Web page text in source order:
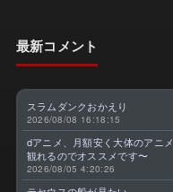
最新コメント
スラムダンクおかえり
2026/08/08 16:18:15
dアニメ、月額安く大体のアニメ
観れるのでオススメです〜
2026/08/05 4:20:26